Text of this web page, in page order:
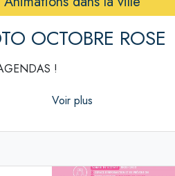
OCTOBRE ROSE
!
Voir plus